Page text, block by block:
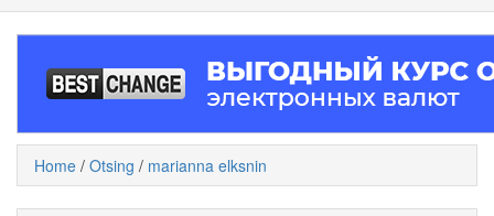
Home / Otsing / marianna elksnin